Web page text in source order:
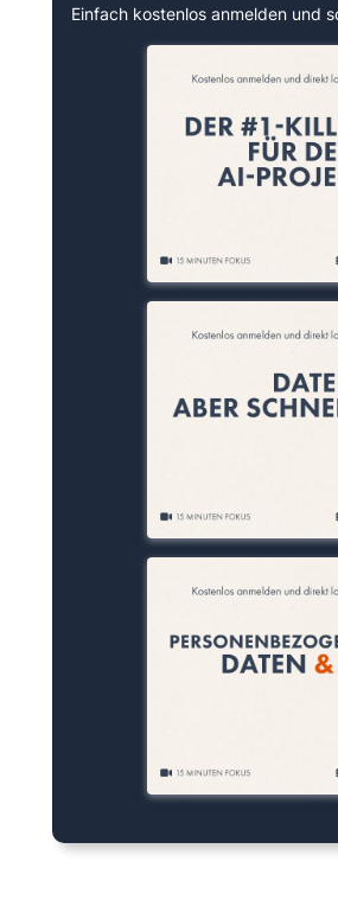
Einfach kostenlos anmelden und